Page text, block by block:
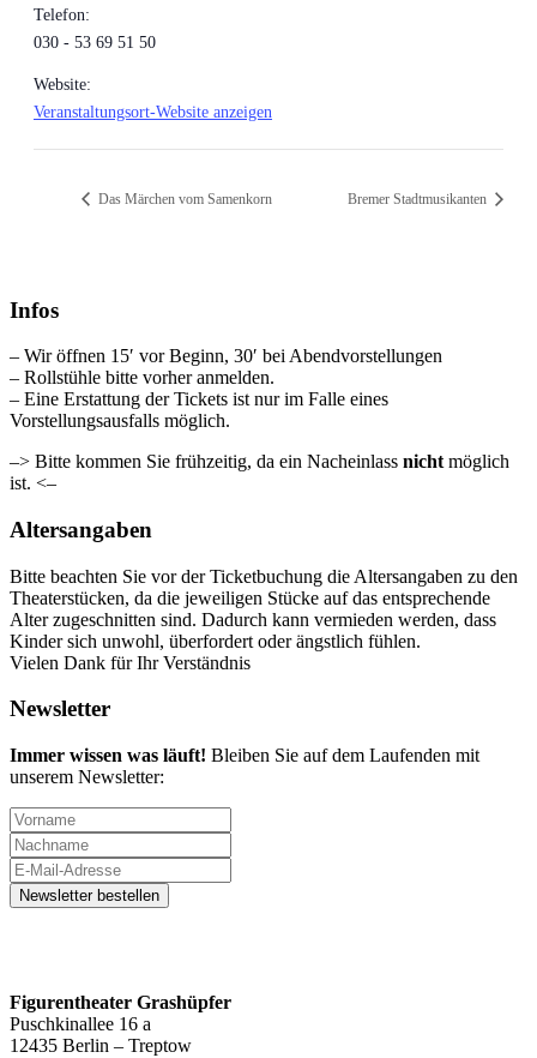
Telefon:
030 - 53 69 51 50
Website:
Veranstaltungsort-Website anzeigen
Das Märchen vom Samenkorn Bremer Stadtmusikanten
Infos
– Wir öffnen 15′ vor Beginn, 30′ bei Abendvorstellungen
– Rollstühle bitte vorher anmelden.
– Eine Erstattung der Tickets ist nur im Falle eines
Vorstellungsausfalls möglich.
–> Bitte kommen Sie frühzeitig, da ein Nacheinlass nicht möglich
ist. <–
Altersangaben
Bitte beachten Sie vor der Ticketbuchung die Altersangaben zu den
Theaterstücken, da die jeweiligen Stücke auf das entsprechende
Alter zugeschnitten sind. Dadurch kann vermieden werden, dass
Kinder sich unwohl, überfordert oder ängstlich fühlen.
Vielen Dank für Ihr Verständnis
Newsletter
Immer wissen was läuft! Bleiben Sie auf dem Laufenden mit
unserem Newsletter:
Figurentheater Grashüpfer
Puschkinallee 16 a
12435 Berlin – Treptow